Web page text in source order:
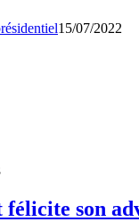
15/07/2022
son